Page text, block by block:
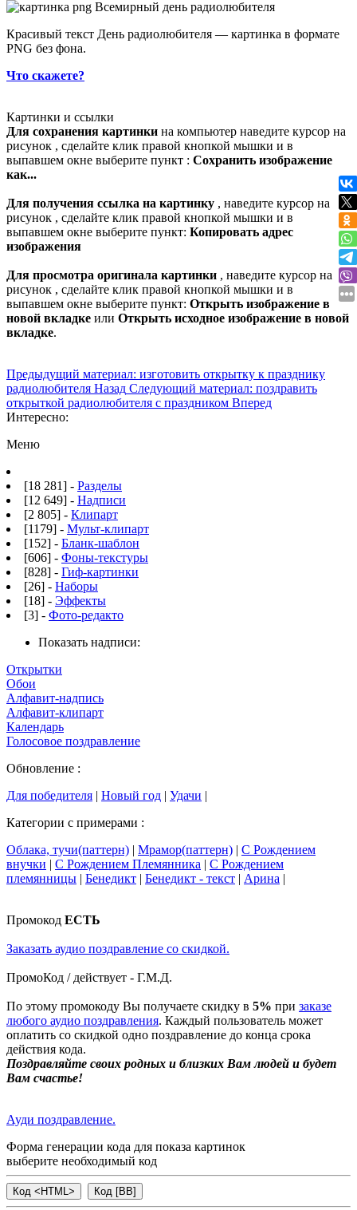
Красивый текст День радиолюбителя — картинка в формате
PNG без фона.
Что скажете?
Картинки и ссылки
Для сохранения картинки на компьютер наведите курсор на
рисунок , сделайте клик правой кнопкой мышки и в
выпавшем окне выберите пункт : Сохранить изображение
как...
Для получения ссылка на картинку , наведите курсор на
рисунок , сделайте клик правой кнопкой мышки и в
выпавшем окне выберите пункт: Копировать адрес
изображения
Для просмотра оригинала картинки , наведите курсор на
рисунок , сделайте клик правой кнопкой мышки и в
выпавшем окне выберите пункт: Открыть изображение в
новой вкладке или Открыть исходное изображение в новой
вкладке.
Предыдущий материал: изготовить открытку к празднику
радиолюбителя Назад Следующий материал: поздравить
открыткой радиолюбителя с праздником Вперед
Интересно:
Меню
[18 281] - Разделы
[12 649] - Надписи
[2 805] - Клипарт
[1179] - Мульт-клипарт
[152] - Бланк-шаблон
[606] - Фоны-текстуры
[828] - Гиф-картинки
[26] - Наборы
[18] - Эффекты
[3] - Фото-редакто
Показать надписи:
Открытки
Обои
Алфавит-надпись
Алфавит-клипарт
Календарь
Голосовое поздравление
Обновление :
Для победителя | Новый год | Удачи |
Категории с примерами :
Облака, тучи(паттерн) | Мрамор(паттерн) | С Рождением
внучки | С Рождением Племянника | С Рождением
племянницы | Бенедикт | Бенедикт - текст | Арина |
Промокод ЕСТЬ
Заказать аудио поздравление со скидкой.
ПромоКод / действует - Г.М.Д.
По этому промокоду Вы получаете скидку в 5% при заказе
любого аудио поздравления. Каждый пользователь может
оплатить со скидкой одно поздравление до конца срока
действия кода.
Поздравляйте своих родных и близких Вам людей и будет
Вам счастье!
Ауди поздравление.
Форма генерации кода для показа картинок
выберите необходимый код